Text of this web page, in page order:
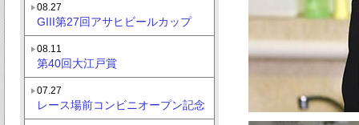
08.27
GIII第27回アサヒビールカップ
08.11
第40回大江戸賞
07.27
レース場前コンビニオープン記念